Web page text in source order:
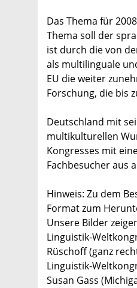
Das Thema für
Thema soll der
ist durch die von
als multilinguale
EU die weiter
Forschung, die bis
Deutschland mit
multikulturellen
Kongresses mit
Fachbesucher aus
Hinweis: Zu dem
Format zum
Unsere Bilder
Linguistik-
Rüschoff (ganz
Linguistik-
Susan Gass